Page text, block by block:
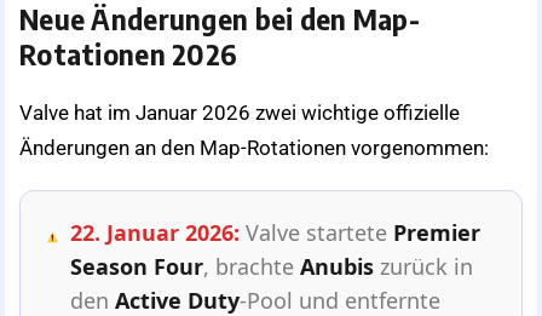
Neue Änderungen bei den Map-
Rotationen 2026
Valve hat im Januar 2026 zwei wichtige offizielle
Änderungen an den Map-Rotationen vorgenommen:
22. Januar 2026: Valve startete Premier
Season Four, brachteAnubis zurück in
denActive Duty-Pool und entfernte